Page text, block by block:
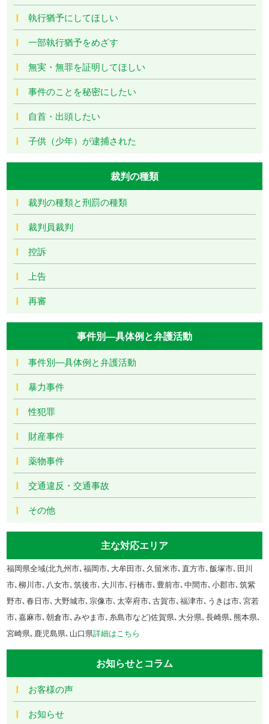
執行猶予にしてほしい
一部執行猶予をめざす
無実・無罪を証明してほしい
事件のことを秘密にしたい
自首・出頭したい
子供（少年）が逮捕された
裁判の種類
裁判の種類と刑罰の種類
裁判員裁判
控訴
上告
再審
事件別―具体例と弁護活動
事件別―具体例と弁護活動
暴力事件
性犯罪
財産事件
薬物事件
交通違反・交通事故
その他
主な対応エリア
福岡県全域(北九州市､福岡市､大牟田市､久留米市､直方市､飯塚市､田川
市､柳川市､八女市､筑後市､大川市､行橋市､豊前市､中間市､小郡市､筑紫
野市､春日市､大野城市､宗像市､太宰府市､古賀市､福津市､うきは市､宮若
市､嘉麻市､朝倉市､みやま市､糸島市など)佐賀県､大分県､長崎県､熊本県､
宮崎県､鹿児島県､山口県詳細はこちら
お知らせとコラム
お客様の声
お知らせ